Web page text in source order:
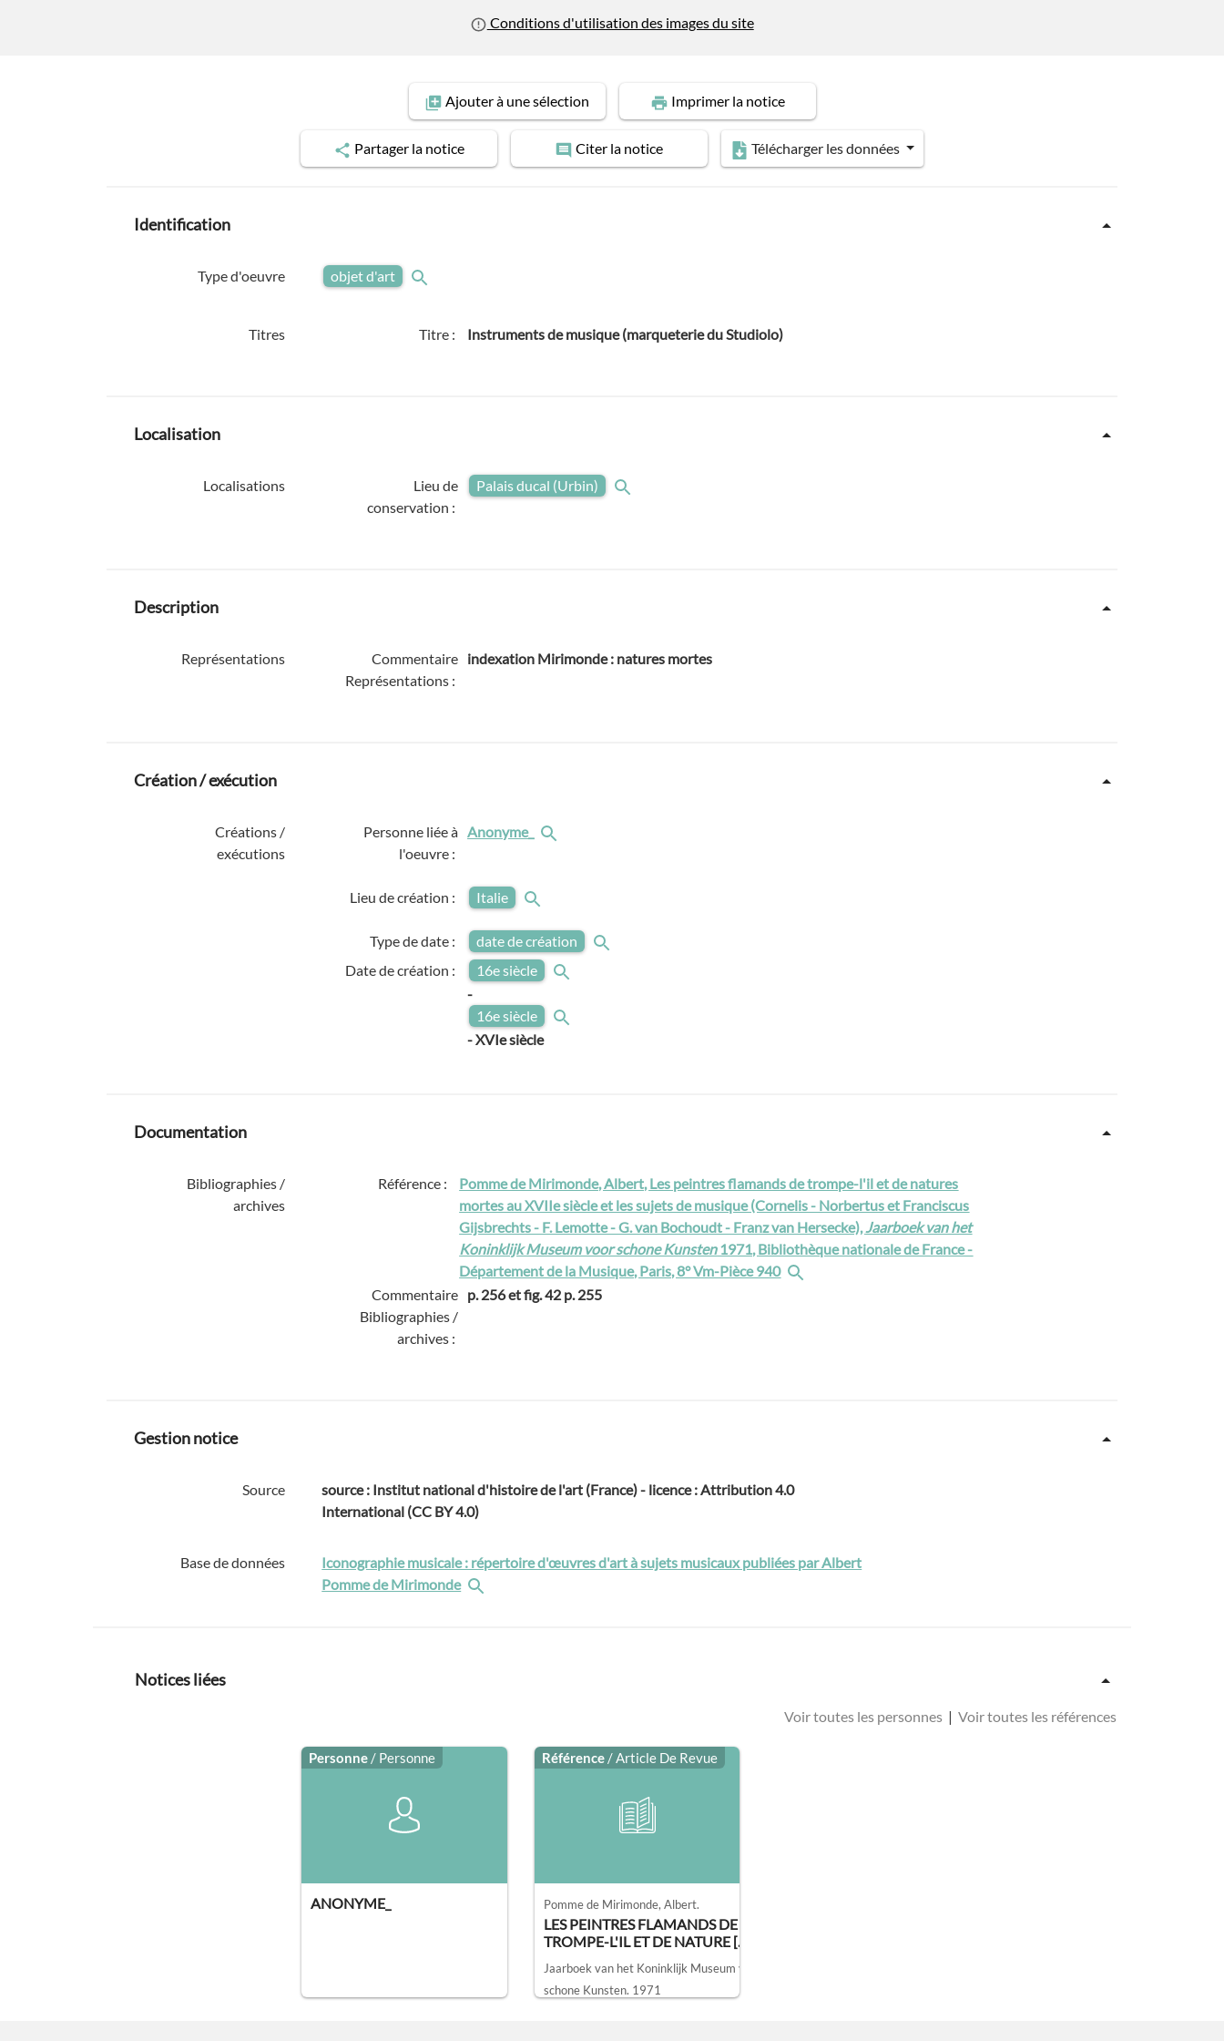
Conditions d'utilisation des images du site
Ajouterà une sélection Imprimerla notice
Partagerla notice Citer la notice Télécharger les données
Identification
Type d'oeuvre objet d'art
Titres Titre : Instruments de musique (marqueterie du Studiolo)
Localisation
Localisations
Lieu de
conservation :
Palais ducal (Urbin)
Description
Représentations
Commentaire
Représentations :
indexation Mirimonde : natures mortes
Création / exécution
Créations /
exécutions
Personne liée à
l'oeuvre :
Anonyme_
Lieu de création : Italie
Type de date :
date de création
Date de création :
16e siècle
-
16e siècle
-XVIe siècle
Documentation
Bibliographies /
archives
Référence :
Pomme de Mirimonde, Albert, Les peintres flamands de trompe-l'il et de natures
mortes au XVIIe siècle et les sujets de musique (Cornelis - Norbertus et Franciscus
Gijsbrechts - F. Lemotte - G. van Bochoudt - Franz van Hersecke),Jaarboek van het
Koninklijk Museum voor schone Kunsten1971, Bibliothèque nationale de France -
Département de la Musique, Paris, 8° Vm-Pièce 940
Commentaire
Bibliographies /
archives :
p. 256 et fig. 42 p. 255
Gestion notice
Source
source : Institut national d'histoire de l'art (France) - licence : Attribution 4.0
International (CC BY 4.0)
Base de données
Iconographie musicale : répertoire d'œuvres d'art à sujets musicaux publiées par Albert
Pomme de Mirimonde
Notices liées
Voir toutes les personnes | Voir toutes les références
Personne / Personne
ANONYME_
Référence / Article De Revue
Pomme de Mirimonde, Albert.
LES PEINTRES FLAMANDS DE
TROMPE-L'IL ET DE NATURE [...]
Jaarboek van het Koninklijk Museum voor
schone Kunsten. 1971